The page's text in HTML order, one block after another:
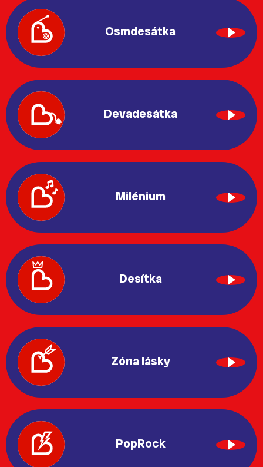
Osmdesátka
Devadesátka
Milénium
Desítka
Zóna lásky
PopRock